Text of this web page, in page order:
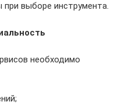
выборе инструмента.
необходимо